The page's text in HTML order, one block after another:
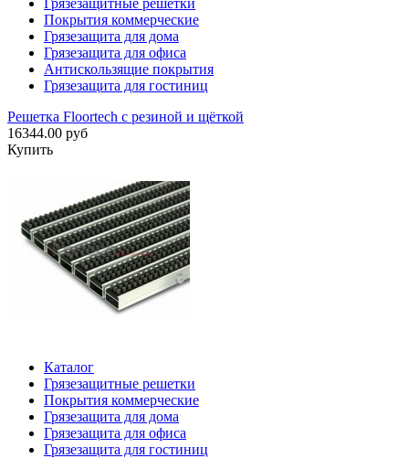
Грязезащитные решетки
Покрытия коммерческие
Грязезащита для дома
Грязезащита для офиса
Антискользящие покрытия
Грязезащита для гостиниц
Решетка Floortech с резиной и щёткой
16344.00 руб
Купить
Каталог
Грязезащитные решетки
Покрытия коммерческие
Грязезащита для дома
Грязезащита для офиса
Грязезащита для гостиниц